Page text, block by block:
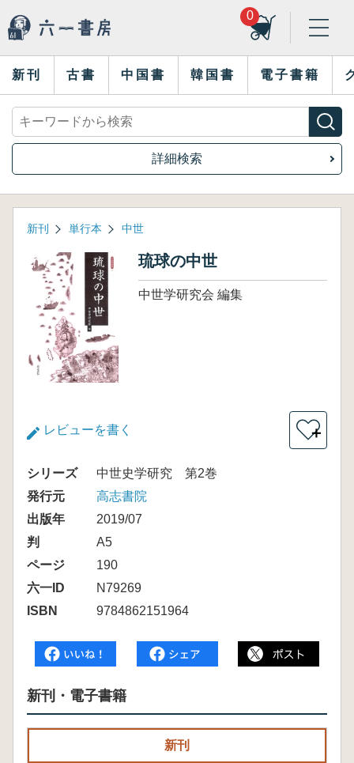
0
新刊 古書 中国書 韓国書 電子書籍
詳細検索
新刊 単行本 中世
琉球の中世
中世学研究会 編集
レビューを書く ＋
シリーズ
中世史学研究 第2巻
発行元
高志書院
出版年
2019/07
判
A5
ページ
190
六一ID
N79269
ISBN
9784862151964
新刊・電子書籍
新刊